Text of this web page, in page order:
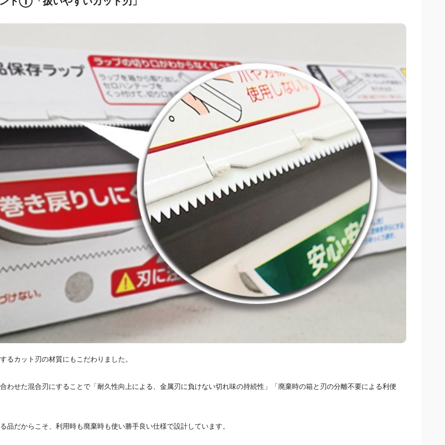
るカット刃の材質にもこだわりました。
わせた混合刃にすることで「耐久性向上による、金属刃に負けない切れ味の持続性」「廃棄時の箱と刃の分離不要による利便
品だからこそ、利用時も廃棄時も使い勝手良い仕様で設計しています。